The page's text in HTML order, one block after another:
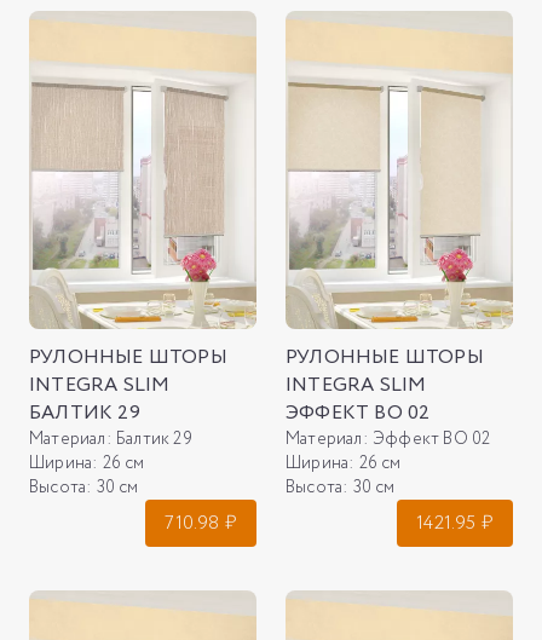
РУЛОННЫЕ ШТОРЫ
INTEGRA SLIM
БАЛТИК 29
Материал: Балтик 29
Ширина: 26 см
Высота: 30 см
710.98 ₽
РУЛОННЫЕ ШТОРЫ
INTEGRA SLIM
ЭФФЕКТ ВО 02
Материал: Эффект ВО 02
Ширина: 26 см
Высота: 30 см
1421.95 ₽